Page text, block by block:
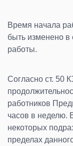
Время начала
быть изменено в
работы.
Согласно ст. 50
работников
часов в неделю.
некоторых
пределах